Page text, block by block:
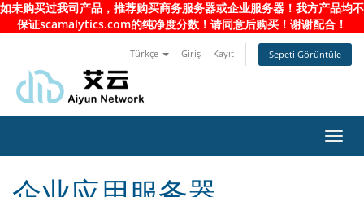
如未购买过我司产品，推荐购买商务服务器或企业服务器！我方产品均不
保证scamalytics.com的纯净度分数！请同意后购买！谢谢配合！
Türkçe Giriş Kayıt Sepeti Görüntüle